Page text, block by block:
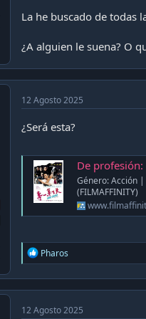
La he buscado de todas
¿A alguien le suena? O
12 Agosto 2025
¿Será esta?
De
Género: Acción
(FILMAFFINITY)
R
e
i
Pharos
12 Agosto 2025